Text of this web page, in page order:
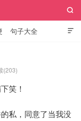

句子大全

(203)
笑！
私，同意了当我没